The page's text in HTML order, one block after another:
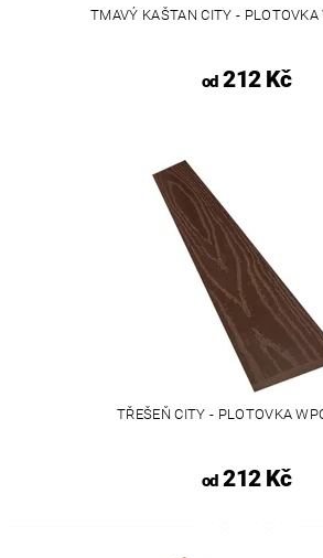
TMAVÝ KAŠTAN CITY -
od212 Kč
TŘEŠEŇ CITY - PLOTOVKA
od212 Kč